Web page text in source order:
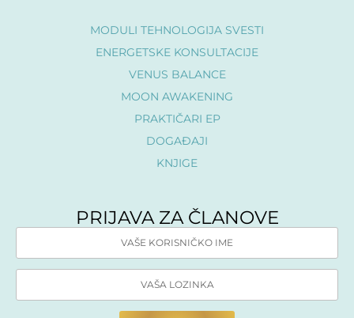
MODULI TEHNOLOGIJA SVESTI
ENERGETSKE KONSULTACIJE
VENUS BALANCE
MOON AWAKENING
PRAKTIČARI EP
DOGAÐAJI
KNJIGE
PRIJAVA ZA ČLANOVE